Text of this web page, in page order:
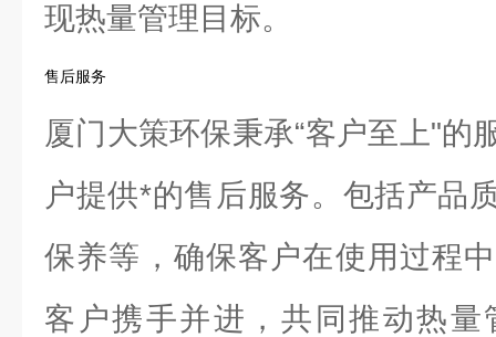
现热量管理目标。
售后服务
厦门大策环保秉承“客户至上"的
户提供*的售后服务。包括产品
保养等，确保客户在使用过程
客户携手并进，共同推动热